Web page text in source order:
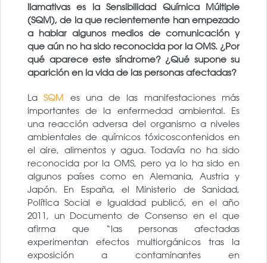
llamativas es la Sensibilidad Química Múltiple
(SQM), de la que recientemente han empezado
a hablar algunos medios de comunicación y
que aún no ha sido reconocida por la OMS. ¿Por
qué aparece este síndrome? ¿Qué supone su
aparición en la vida de las personas afectadas?
LaSQM es una de las manifestaciones más
importantes de la enfermedad ambiental. Es
una reacción adversa del organismo a niveles
ambientales de químicos tóxicoscontenidos en
el aire, alimentos y agua. Todavía no ha sido
reconocida por la OMS, pero ya lo ha sido en
algunos países como en Alemania, Austria y
Japón. En España, el Ministerio de Sanidad,
Política Social e Igualdad publicó, en el año
2011, un Documento de Consenso en el que
afirma que “las personas afectadas
experimentan efectos multiorgánicos tras la
exposición a contaminantes en